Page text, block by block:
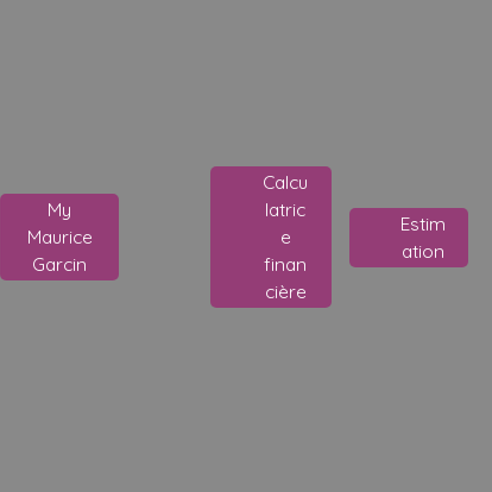
My
Maurice
Garcin
Calcu
latric
e
finan
cière
Estim
ation